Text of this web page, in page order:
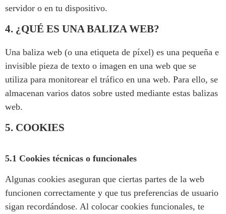
servidor o en tu dispositivo.
4. ¿QUÉ ES UNA BALIZA WEB?
Una baliza web (o una etiqueta de píxel) es una pequeña e
invisible pieza de texto o imagen en una web que se
utiliza para monitorear el tráfico en una web. Para ello, se
almacenan varios datos sobre usted mediante estas balizas
web.
5. COOKIES
5.1 Cookies técnicas o funcionales
Algunas cookies aseguran que ciertas partes de la web
funcionen correctamente y que tus preferencias de usuario
sigan recordándose. Al colocar cookies funcionales, te